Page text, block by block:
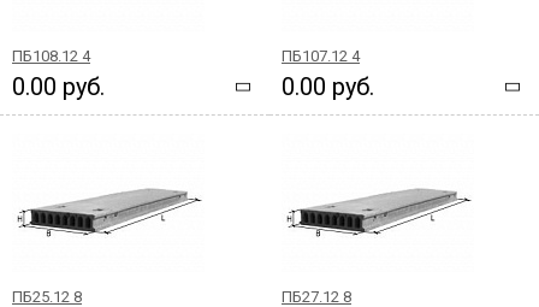
ПБ108.12 4
0.00 руб.
ПБ107.12 4
0.00 руб.
ПБ25.12 8 ПБ27.12 8